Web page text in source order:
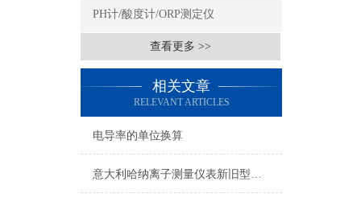
PH计/酸度计/ORP测定仪
查看更多 >>
相关文章
RELEVANT ARTICLES
电导率的单位换算
意大利哈纳离子测量仪表新旧型号对照表2015